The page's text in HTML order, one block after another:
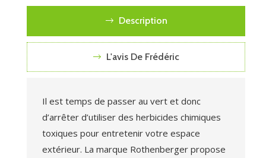
Description
L'avis De Frédéric
Il est temps de passer au vert et donc
d’arrêter d’utiliser des herbicides chimiques
toxiques pour entretenir votre espace
extérieur. La marque Rothenberger propose